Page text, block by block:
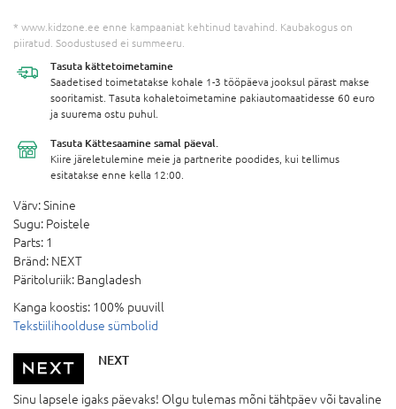
* www.kidzone.ee enne kampaaniat kehtinud tavahind. Kaubakogus on
piiratud. Soodustused ei summeeru.
Tasuta kättetoimetamine
Saadetised toimetatakse kohale 1-3 tööpäeva jooksul pärast makse
sooritamist. Tasuta kohaletoimetamine pakiautomaatidesse 60 euro
ja suurema ostu puhul.
Tasuta Kättesaamine samal päeval.
Kiire järeletulemine meie ja partnerite poodides, kui tellimus
esitatakse enne kella 12:00.
Värv:Sinine
Sugu: Poistele
Parts: 1
Bränd: NEXT
Päritoluriik: Bangladesh
Kanga koostis: 100% puuvill
Tekstiilihoolduse sümbolid
NEXT
Sinu lapsele igaks päevaks! Olgu tulemas mõni tähtpäev või tavaline